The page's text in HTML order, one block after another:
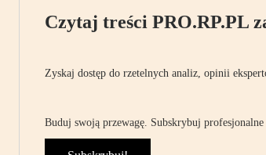
Czytaj treści PRO.RP.PL
Zyskaj dostęp do rzetelnych analiz, opinii
Buduj swoją przewagę. Subskrybuj